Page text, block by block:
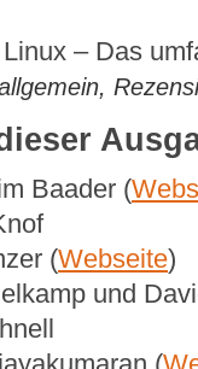
– Das
Baader (
(Webseite)
und